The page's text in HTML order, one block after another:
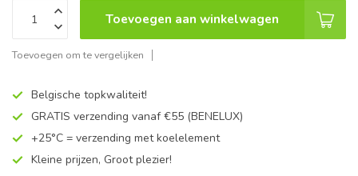
Toevoegen aan winkelwagen
Toevoegen om te vergelijken
Belgische topkwaliteit!
GRATIS verzending vanaf €55 (BENELUX)
+25°C = verzending met koelelement
Kleine prijzen, Groot plezier!